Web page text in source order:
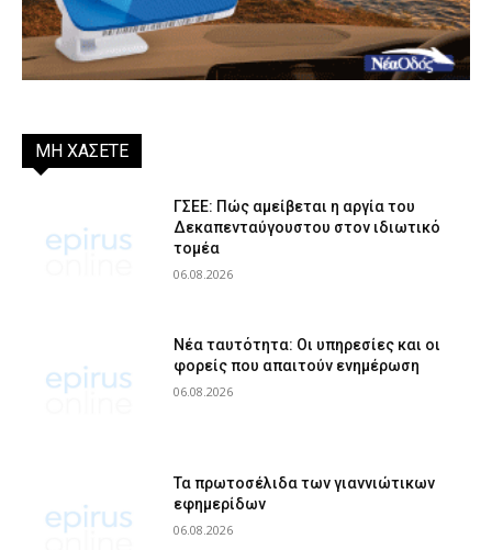
ΜΗ ΧΑΣΕΤΕ
ΓΣΕΕ: Πώς αμείβεται η αργία του
Δεκαπενταύγουστου στον ιδιωτικό
τομέα
06.08.2026
Νέα ταυτότητα: Οι υπηρεσίες και οι
φορείς που απαιτούν ενημέρωση
06.08.2026
Τα πρωτοσέλιδα των γιαννιώτικων
εφημερίδων
06.08.2026